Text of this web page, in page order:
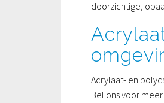
doorzichtige,
Acrylaat- en
Bel ons voor